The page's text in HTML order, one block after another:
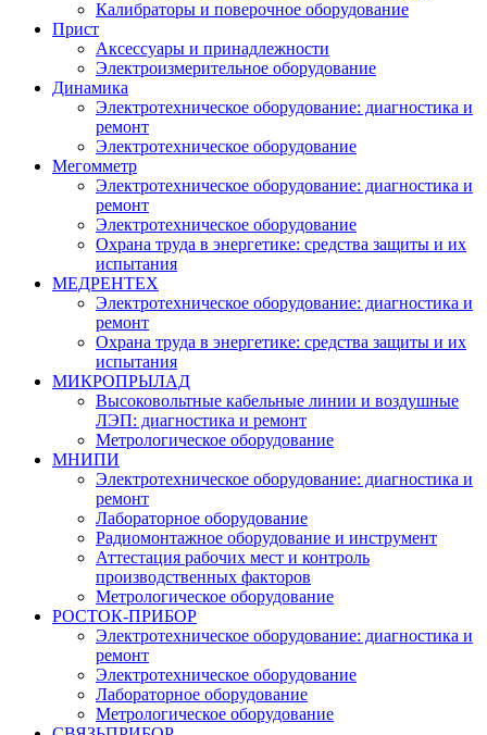
Калибраторы и поверочное оборудование
Прист
Аксессуары и принадлежности
Электроизмерительное оборудование
Динамика
Электротехническое оборудование: диагностика и
ремонт
Электротехническое оборудование
Мегомметр
Электротехническое оборудование: диагностика и
ремонт
Электротехническое оборудование
Охрана труда в энергетике: средства защиты и их
испытания
МЕДРЕНТЕХ
Электротехническое оборудование: диагностика и
ремонт
Охрана труда в энергетике: средства защиты и их
испытания
МИКРОПРЫЛАД
Высоковольтные кабельные линии и воздушные
ЛЭП: диагностика и ремонт
Метрологическое оборудование
МНИПИ
Электротехническое оборудование: диагностика и
ремонт
Лабораторное оборудование
Радиомонтажное оборудование и инструмент
Аттестация рабочих мест и контроль
производственных факторов
Метрологическое оборудование
РОСТОК-ПРИБОР
Электротехническое оборудование: диагностика и
ремонт
Электротехническое оборудование
Лабораторное оборудование
Метрологическое оборудование